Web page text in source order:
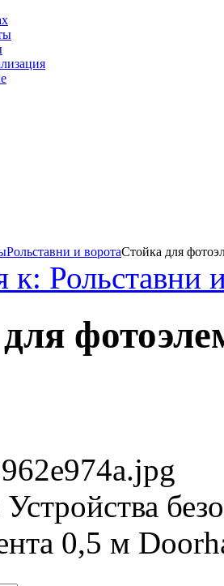
Рольставни и воротаСтойка для
к: Рольставни
Устройства
0,5 м